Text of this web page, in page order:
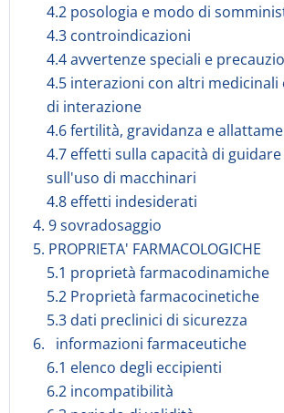
4.2 posologia e modo di
4.3 controindicazioni
4.4 avvertenze speciali e
4.5 interazioni con altri
di interazione
4.6 fertilità, gravidanza e
4.7 effetti sulla capacità di
sull'uso di macchinari
4.8 effetti indesiderati
4. 9 sovradosaggio
5. PROPRIETA' FARMACOLOGICHE
5.1 proprietà farmacodinamiche
5.2 Proprietà farmacocinetiche
5.3 dati preclinici di sicurezza
6. informazioni farmaceutiche
6.1 elenco degli eccipienti
6.2 incompatibilità